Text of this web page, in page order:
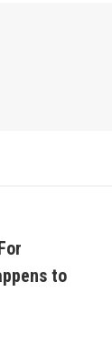
to